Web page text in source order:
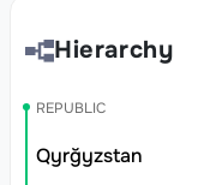
Hierarchy
REPUBLIC
Qyrğyzstan